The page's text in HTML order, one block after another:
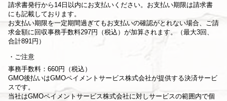
請求書発行から14日以内にお支払いください。お支払い期限は請求書
にも記載しております。
お支払い期限を一定期間過ぎてもお支払いの確認がとれない場合、ご請
求金額に回収事務手数料297円（税込）が加算されます。（最大3回、
合計891円）
ご注意
事務手数料：660円（税込）
GMO後払いはGMOペイメントサービス株式会社が提供する決済サービ
スです。
当社はGMOペイメントサービス株式会社に対しサービスの範囲内で個